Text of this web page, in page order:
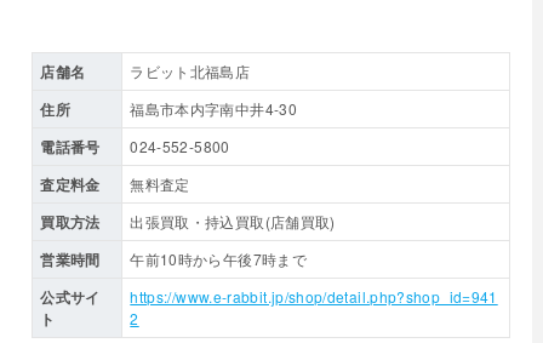
店舗名 ラビット北福島店
住所 福島市本内字南中井4-30
電話番号 024-552-5800
査定料金 無料査定
買取方法 出張買取・持込買取(店舗買取)
営業時間 午前10時から午後7時まで
公式サイ
ト
https://www.e-rabbit.jp/shop/detail.php?shop_id=941
2